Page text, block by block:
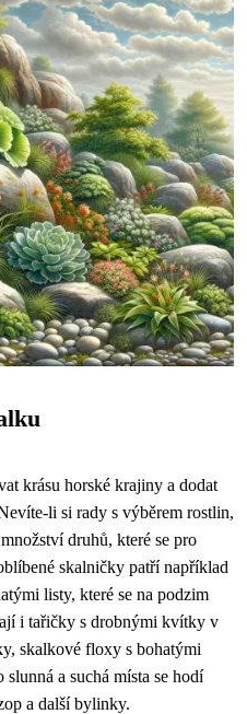
krásu horské krajiny a dodat
li si rady s výběrem rostlin,
druhů, které se pro
skalničky patří například
listy, které se na podzim
i tařičky s drobnými kvítky v
skalkové floxy s bohatými
a suchá místa se hodí
a další bylinky.